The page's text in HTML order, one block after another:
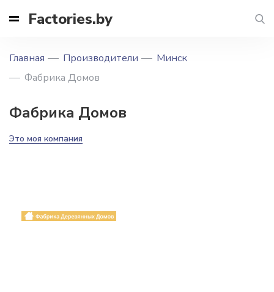
Factories.by
Главная Производители
Минск
Фабрика Домов
Фабрика Домов
Это моя компания